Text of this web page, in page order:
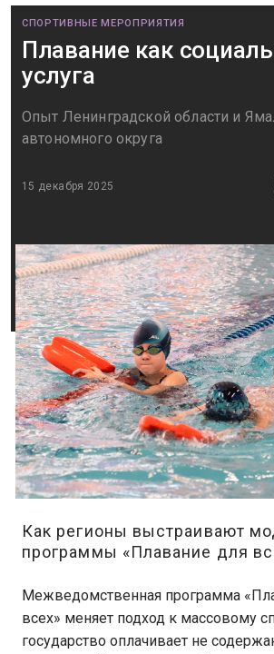
СПОРТИВНЫЕ МЕРОПРИЯТИЯ
Плавание как
услуга
Опыт Ленинградской области и
автономного округа
15 декабря 2025
Как регионы выстраивают
программы «Плавание для
Межведомственная программа
всех» меняет подход к массовому
государство оплачивает не